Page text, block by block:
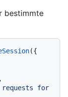
bestimmte
({
,
requests for